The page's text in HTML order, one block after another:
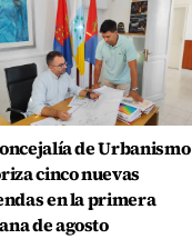
de Urbanismo
cinco nuevas
en la primera
de agosto